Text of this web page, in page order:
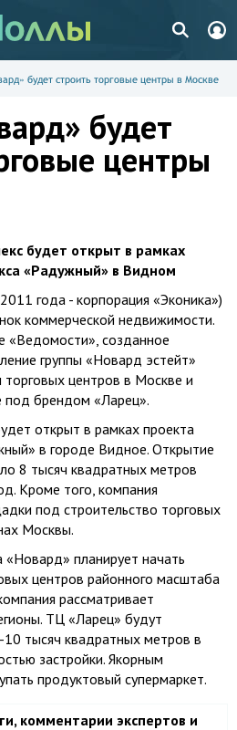
будет строить торговые центры в Москве
будет
центры
будет открыт в рамках
«Радужный» в Видном
года - корпорация «Эконика»)
коммерческой недвижимости.
«Ведомости», созданное
группы «Новард эстейт»
торговых центров в Москве и
брендом «Ларец».
открыт в рамках проекта
в городе Видное. Открытие
8 тысяч квадратных метров
Кроме того, компания
под строительство торговых
Москвы.
«Новард» планирует начать
центров районного масштаба
рассматривает
ТЦ «Ларец» будут
тысяч квадратных метров в
застройки. Якорным
продуктовый супермаркет.
комментарии экспертов и